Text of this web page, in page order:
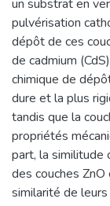
un substrat en
pulvérisation
dépôt de ces
de cadmium
chimique de
dure et la plus
tandis que la
propriétés
part, la similitude
des couches
similarité de